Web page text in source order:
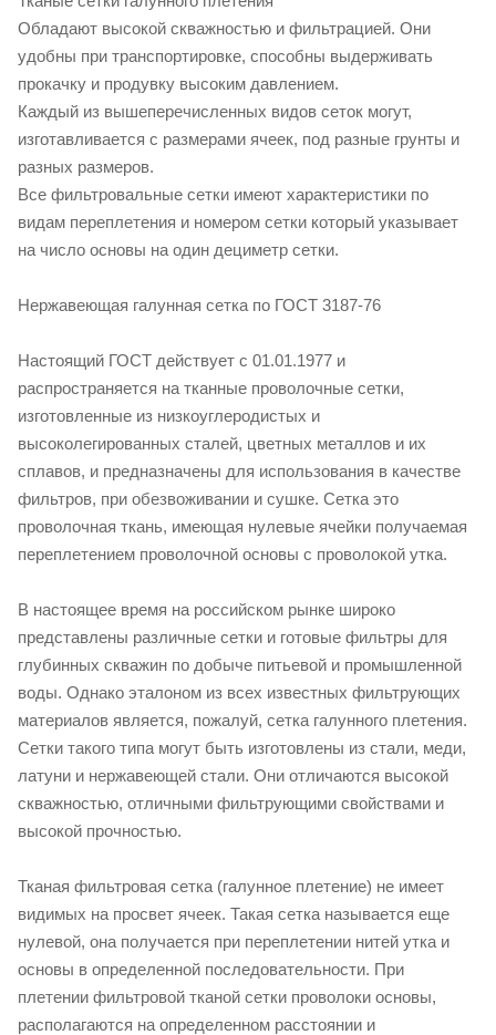
Обладают высокой скважностью и фильтрацией. Они
удобны при транспортировке, способны выдерживать
прокачку и продувку высоким давлением.
Каждый из вышеперечисленных видов сеток могут,
изготавливается с размерами ячеек, под разные грунты и
разных размеров.
Все фильтровальные сетки имеют характеристики по
видам переплетения и номером сетки который указывает
на число основы на один дециметр сетки.
Нержавеющая галунная сетка по ГОСТ 3187-76
Настоящий ГОСТ действует с 01.01.1977 и
распространяется на тканные проволочные сетки,
изготовленные из низкоуглеродистых и
высоколегированных сталей, цветных металлов и их
сплавов, и предназначены для использования в качестве
фильтров, при обезвоживании и сушке. Сетка это
проволочная ткань, имеющая нулевые ячейки получаемая
переплетением проволочной основы с проволокой утка.
В настоящее время на российском рынке широко
представлены различные сетки и готовые фильтры для
глубинных скважин по добыче питьевой и промышленной
воды. Однако эталоном из всех известных фильтрующих
материалов является, пожалуй, сетка галунного плетения.
Сетки такого типа могут быть изготовлены из стали, меди,
латуни и нержавеющей стали. Они отличаются высокой
скважностью, отличными фильтрующими свойствами и
высокой прочностью.
Тканая фильтровая сетка (галунное плетение) не имеет
видимых на просвет ячеек. Такая сетка называется еще
нулевой, она получается при переплетении нитей утка и
основы в определенной последовательности. При
плетении фильтровой тканой сетки проволоки основы,
располагаются на определенном расстоянии и